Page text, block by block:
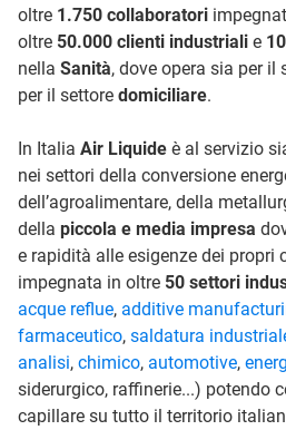
oltre 1.750 collaboratori
oltre 50.000 clienti industriali e
nella Sanità, dove opera sia per il
per il settore domiciliare.
In Italia Air Liquide è al servizio
nei settori della conversione
dell’agroalimentare, della
della piccola e media impresa
e rapidità alle esigenze dei propri
impegnata in oltre 50 settori
acque reflue, additive
farmaceutico, saldatura
analisi, chimico, automotive,
siderurgico, raffinerie...) potendo
capillare su tutto il territorio